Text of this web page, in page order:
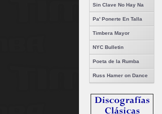
Sin Clave No Hay Na
Pa' Ponerte En Talla
Timbera Mayor
NYC Bulletin
Poeta de la Rumba
Russ Hamer on Dance